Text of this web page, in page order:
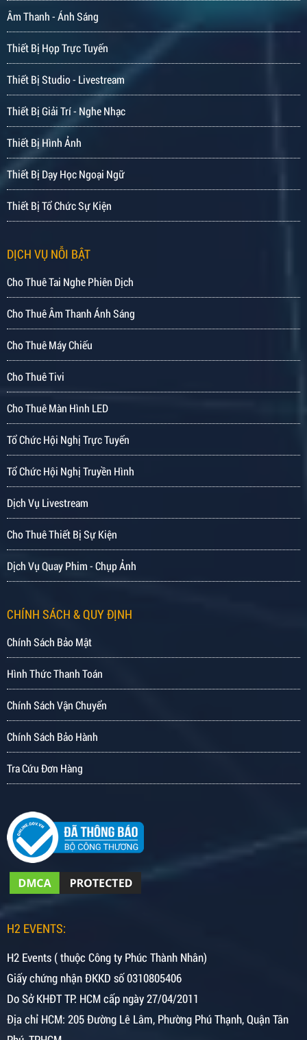
H2 EVENTS:
H2 Events ( thuộc Công ty Phúc Thành Nhân)
Giấy chứng nhận ĐKKD số 0310805406
Do Sở KHĐT TP. HCM cấp ngày 27/04/2011
Địa chỉ HCM: 205 Đường Lê Lâm, Phường Phú Thạnh, Quận Tân
Âm Thanh - Ánh Sáng
Thiết Bị Họp Trực Tuyến
Thiết Bị Studio - Livestream
Thiết Bị Giải Trí - Nghe Nhạc
Thiết Bị Hình Ảnh
Thiết Bị Dạy Học Ngoại Ngữ
Thiết Bị Tổ Chức Sự Kiện
DỊCH VỤ NỖI BẬT
Cho Thuê Tai Nghe Phiên Dịch
Cho Thuê Âm Thanh Ánh Sáng
Cho Thuê Máy Chiếu
Cho Thuê Tivi
Cho Thuê Màn Hình LED
Tổ Chức Hội Nghị Trực Tuyến
Tổ Chức Hội Nghị Truyền Hình
Dịch Vụ Livestream
Cho Thuê Thiết Bị Sự Kiện
Dịch Vụ Quay Phim - Chụp Ảnh
CHÍNH SÁCH & QUY ĐỊNH
Chính Sách Bảo Mật
Hình Thức Thanh Toán
Chính Sách Vận Chuyển
Chính Sách Bảo Hành
Tra Cứu Đơn Hàng